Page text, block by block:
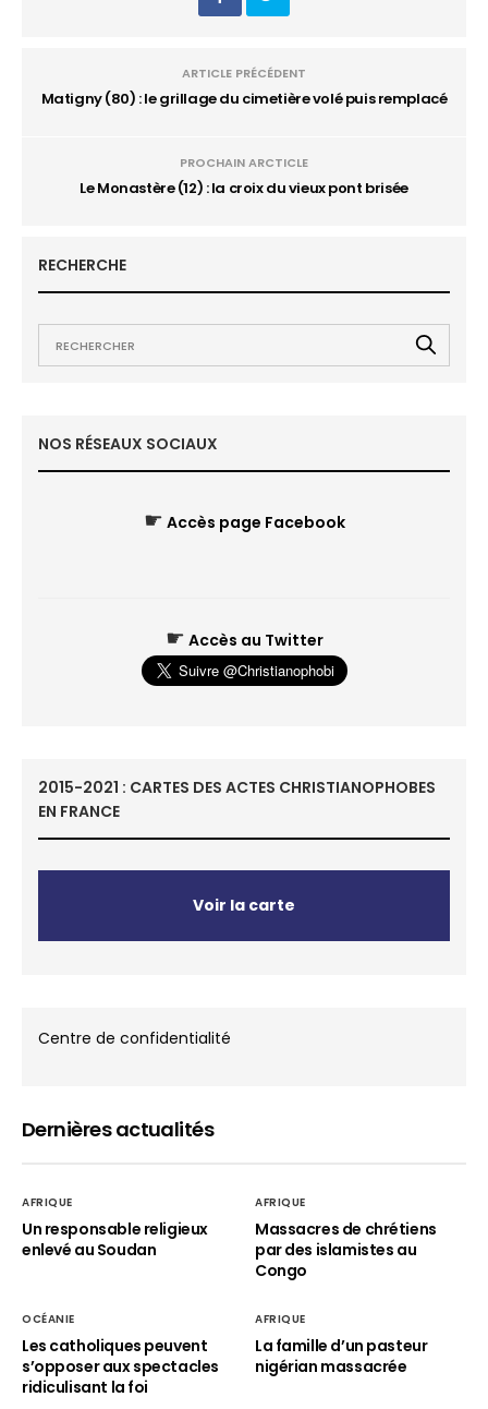
ARTICLE PRÉCÉDENT
Matigny (80) : le grillage du cimetière volé puis remplacé
PROCHAIN ARCTICLE
Le Monastère (12) : la croix du vieux pont brisée
RECHERCHE
NOS RÉSEAUX SOCIAUX
☛ Accès page Facebook
☛ Accès au Twitter
2015-2021 : CARTES DES ACTES CHRISTIANOPHOBES
EN FRANCE
Voir la carte
Centre de confidentialité
Dernières actualités
AFRIQUE
Un responsable religieux
enlevé au Soudan
AFRIQUE
Massacres de chrétiens
par des islamistes au
Congo
OCÉANIE
Les catholiques peuvent
s’opposer aux spectacles
ridiculisant la foi
AFRIQUE
La famille d’un pasteur
nigérian massacrée